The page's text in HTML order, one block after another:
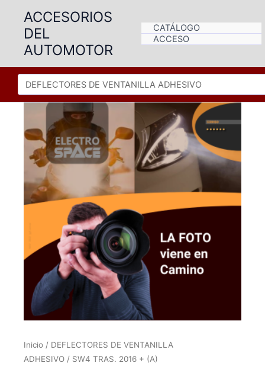
contenido
ACCESORIOS
DEL
AUTOMOTOR
CATÁLOGO
ACCESO
Inicio / DEFLECTORES DE VENTANILLA
ADHESIVO / SW4 TRAS. 2016 + (A)